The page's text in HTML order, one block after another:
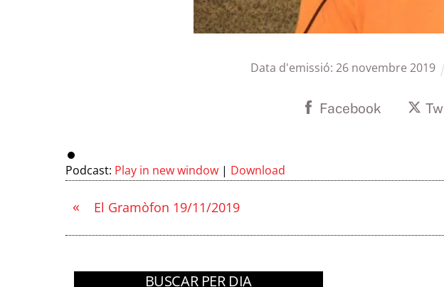
Data d'emissió: 26 novembre 2019
Facebook
Podcast: Play in new window | Download
« El Gramòfon 19/11/2019
BUSCAR PER DIA